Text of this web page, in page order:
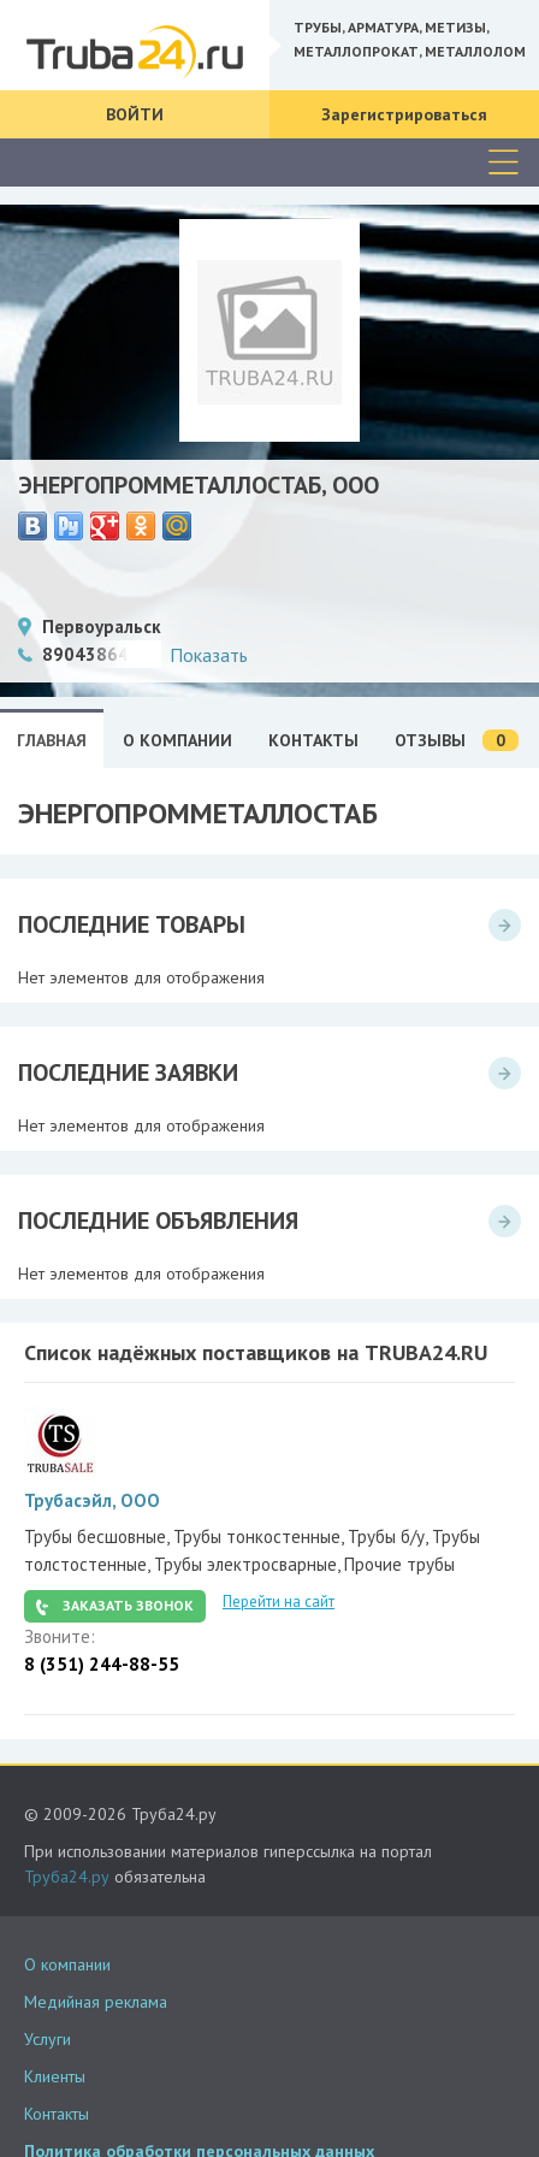
ТРУБЫ, АРМАТУРА, МЕТИЗЫ,
МЕТАЛЛОПРОКАТ, МЕТАЛЛОЛОМ
ВОЙТИ Зарегистрироваться
ЭНЕРГОПРОММЕТАЛЛОСТАБ, ООО
Первоуральск
89043864407
Показать
ГЛАВНАЯ О КОМПАНИИ КОНТАКТЫ ОТЗЫВЫ 0
ЭНЕРГОПРОММЕТАЛЛОСТАБ
ПОСЛЕДНИЕ ТОВАРЫ
Нет элементов для отображения
ПОСЛЕДНИЕ ЗАЯВКИ
Нет элементов для отображения
ПОСЛЕДНИЕ ОБЪЯВЛЕНИЯ
Нет элементов для отображения
Список надёжных поставщиков на TRUBA24.RU
Трубасэйл, ООО
Трубы бесшовные, Трубы тонкостенные, Трубы б/у, Трубы
толстостенные, Трубы электросварные, Прочие трубы
ЗАКАЗАТЬ ЗВОНОК Перейти на сайт
Звоните:
8 (351) 244-88-55
© 2009-2026 Труба24.ру
При использовании материалов гиперссылка на портал
Труба24.ру обязательна
О компании
Медийная реклама
Услуги
Клиенты
Контакты
Политика обработки персональных данных